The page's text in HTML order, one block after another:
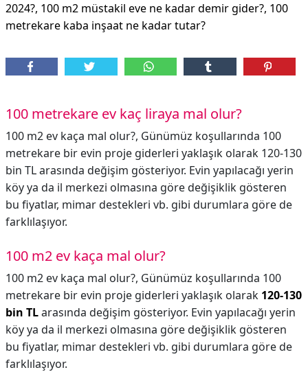
2024?, 100 m2 müstakil eve ne kadar demir gider?, 100
metrekare kaba inşaat ne kadar tutar?
100 metrekare ev kaç liraya mal olur?
100 m2 ev kaça mal olur?, Günümüz koşullarında 100
metrekare bir evin proje giderleri yaklaşık olarak 120-130
bin TL arasında değişim gösteriyor. Evin yapılacağı yerin
köy ya da il merkezi olmasına göre değişiklik gösteren
bu fiyatlar, mimar destekleri vb. gibi durumlara göre de
farklılaşıyor.
100 m2 ev kaça mal olur?
100 m2 ev kaça mal olur?, Günümüz koşullarında 100
metrekare bir evin proje giderleri yaklaşık olarak 120-130
bin TLarasında değişim gösteriyor. Evin yapılacağı yerin
köy ya da il merkezi olmasına göre değişiklik gösteren
bu fiyatlar, mimar destekleri vb. gibi durumlara göre de
farklılaşıyor.